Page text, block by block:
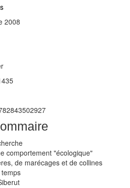
2008
comportement "écologique"
de marécages et de collines